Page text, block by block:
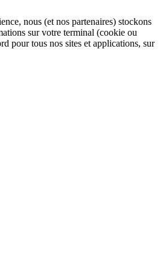
nous (et nos partenaires) stockons
sur votre terminal (cookie ou
pour tous nos sites et applications, sur